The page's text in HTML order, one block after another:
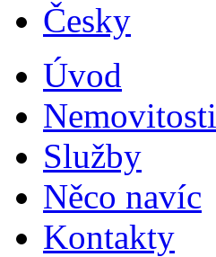
Česky
Úvod
Nemovitosti
Služby
Něco navíc
Kontakty